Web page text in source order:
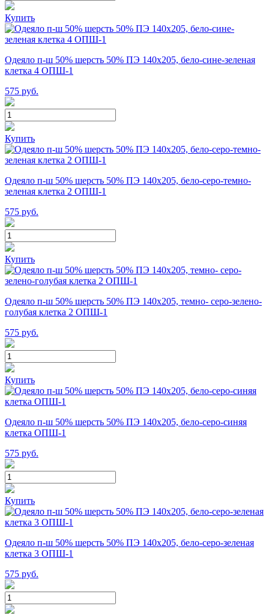
Купить
Одеяло п-ш 50% шерсть 50% ПЭ 140х205, бело-сине-зеленая
клетка 4 ОПШ-1
575 руб.
Купить
Одеяло п-ш 50% шерсть 50% ПЭ 140х205, бело-серо-темно-
зеленая клетка 2 ОПШ-1
575 руб.
Купить
Одеяло п-ш 50% шерсть 50% ПЭ 140х205, темно- серо-зелено-
голубая клетка 2 ОПШ-1
575 руб.
Купить
Одеяло п-ш 50% шерсть 50% ПЭ 140х205, бело-серо-синяя
клетка ОПШ-1
575 руб.
Купить
Одеяло п-ш 50% шерсть 50% ПЭ 140х205, бело-серо-зеленая
клетка 3 ОПШ-1
575 руб.